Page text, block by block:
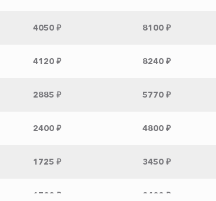
4050 ₽ 8100 ₽
4120 ₽ 8240 ₽
2885 ₽ 5770 ₽
2400 ₽ 4800 ₽
1725 ₽ 3450 ₽
1700 ₽ 3400 ₽